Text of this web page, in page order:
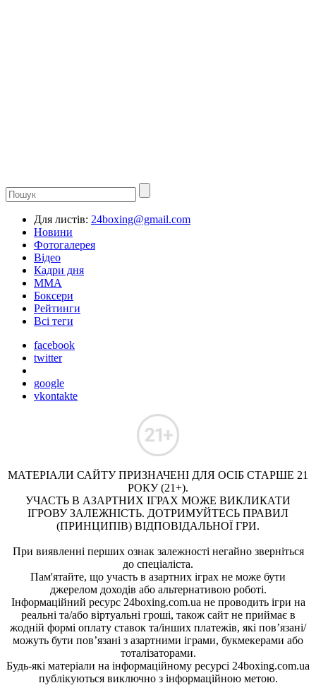
Для листів: 24boxing@gmail.com
Новини
Фотогалерея
Відео
Кадри дня
ММА
Боксери
Рейтинги
Всі теги
facebook
twitter
google
vkontakte
МАТЕРІАЛИ САЙТУ ПРИЗНАЧЕНІ ДЛЯ ОСІБ СТАРШЕ 21
РОКУ (21+).
УЧАСТЬ В АЗАРТНИХ ІГРАХ МОЖЕ ВИКЛИКАТИ
ІГРОВУ ЗАЛЕЖНІСТЬ. ДОТРИМУЙТЕСЬ ПРАВИЛ
(ПРИНЦИПІВ) ВІДПОВІДАЛЬНОЇ ГРИ.
При виявленні перших ознак залежності негайно зверніться
до спеціаліста.
Пам'ятайте, що участь в азартних іграх не може бути
джерелом доходів або альтернативою роботі.
Інформаційний ресурс 24boxing.com.ua не проводить ігри на
реальні та/або віртуальні гроші, також сайт не приймає в
жодній формі оплату ставок та/інших платежів, які пов’язані/
можуть бути пов’язані з азартними іграми, букмекерами або
тоталізаторами.
Будь-які матеріали на інформаційному ресурсі 24boxing.com.ua
публікуються виключно з інформаційною метою.